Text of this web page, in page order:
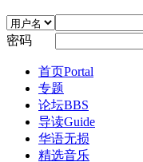
密码
首页Portal
专题
论坛BBS
导读Guide
华语无损
精选音乐